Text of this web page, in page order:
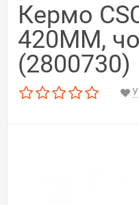
Кермо
420ММ,
(2800730)